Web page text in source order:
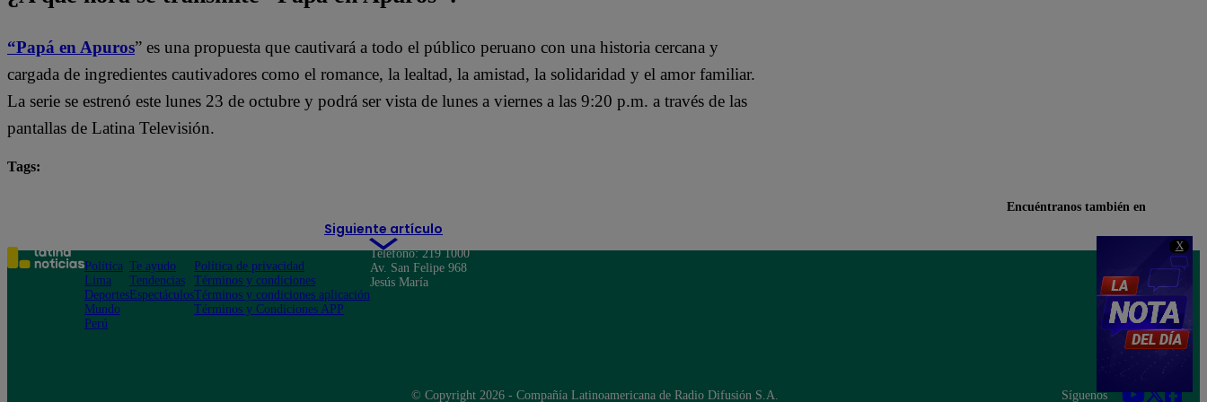
X
“Papá en Apuros” es una propuesta que cautivará a todo el público peruano con una historia cercana y
cargada de ingredientes cautivadores como el romance, la lealtad, la amistad, la solidaridad y el amor familiar.
La serie se estrenó este lunes 23 de octubre y podrá ser vista de lunes a viernes a las 9:20 p.m. a través de las
pantallas de Latina Televisión.
Tags:
Siguiente artículo
Encuéntranos también en
Política
Lima
Deportes
Mundo
Perú
Te ayudo
Tendencias
Espectáculos
Política de privacidad
Términos y condiciones
Términos y condiciones aplicación
Términos y Condiciones APP
Teléfono: 219 1000
Av. San Felipe 968
Jesús María
© Copyright 2026 - Compañía Latinoamericana de Radio Difusión S.A. Síguenos